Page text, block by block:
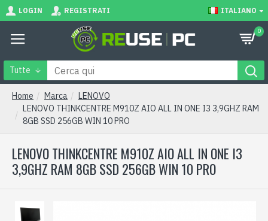
LOGIN REGISTRATI ITALIANO
0
Tutte
Home Marca
LENOVO
LENOVO THINKCENTRE M910Z AIO ALL IN ONE I3 3,9GHZ RAM
8GB SSD 256GB WIN 10 PRO
LENOVO THINKCENTRE M910Z AIO ALL IN ONE I3
3,9GHZ RAM 8GB SSD 256GB WIN 10 PRO